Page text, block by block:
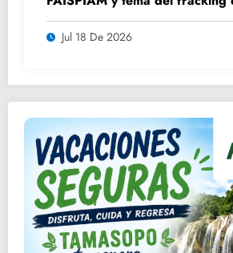
asamblea ordinaria
Jul 18 De 2026